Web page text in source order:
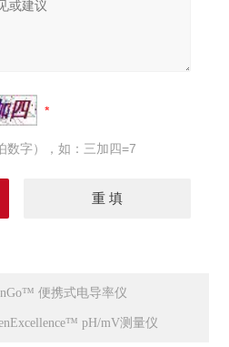
数字），如：三加四=7
便携式电导率仪
pH/mV测量仪